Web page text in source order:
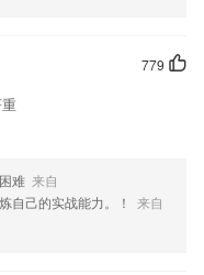
779
难 来自
自己的实战能力。！
来自